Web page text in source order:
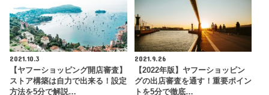
2021.10.3
【ヤフーショッピング開店審査】
ストア構築は自力で出来る！設定
方法を5分で解説…
2021.9.26
【2022年版】ヤフーショッピン
グの出店審査を通す！重要ポイン
トを5分で徹底…